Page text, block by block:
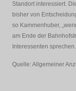
Standort interessiert.
bisher von
so Kammenhuber,
am Ende der
Interessenten
Quelle: Allgemeiner